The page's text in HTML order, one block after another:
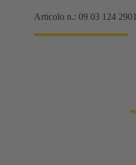
Articolo n.: 09 03 124 2901